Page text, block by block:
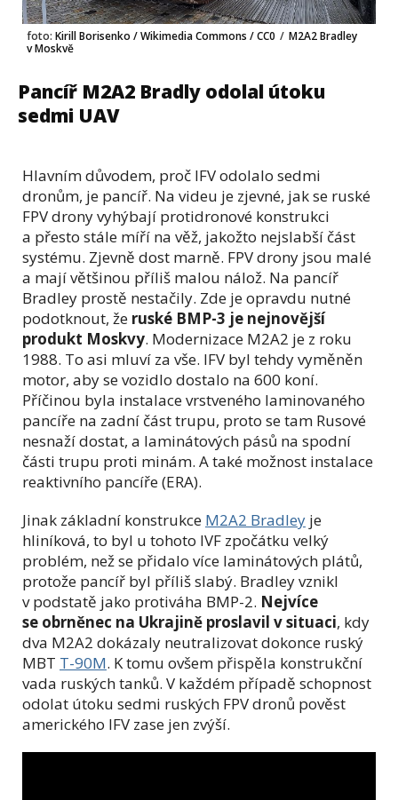
foto: Kirill Borisenko / Wikimedia Commons / CC0 / M2A2 Bradley
v Moskvě
Pancíř M2A2 Bradly odolal útoku
sedmi UAV
Hlavním důvodem, proč IFV odolalo sedmi
dronům, je pancíř. Na videu je zjevné, jak se ruské
FPV drony vyhýbají protidronové konstrukci
a přesto stále míří na věž, jakožto nejslabší část
systému. Zjevně dost marně. FPV drony jsou malé
a mají většinou příliš malou nálož. Na pancíř
Bradley prostě nestačily. Zde je opravdu nutné
podotknout, že ruské BMP-3 je nejnovější
produkt Moskvy. Modernizace M2A2 je z roku
1988. To asi mluví za vše. IFV byl tehdy vyměněn
motor, aby se vozidlo dostalo na 600 koní.
Příčinou byla instalace vrstveného laminovaného
pancíře na zadní část trupu, proto se tam Rusové
nesnaží dostat, a laminátových pásů na spodní
části trupu proti minám. A také možnost instalace
reaktivního pancíře (ERA).
Jinak základní konstrukce M2A2 Bradley je
hliníková, to byl u tohoto IVF zpočátku velký
problém, než se přidalo více laminátových plátů,
protože pancíř byl příliš slabý. Bradley vznikl
v podstatě jako protiváha BMP-2. Nejvíce
se obrněnec na Ukrajině proslavil v situaci, kdy
dva M2A2 dokázaly neutralizovat dokonce ruský
MBT T-90M. K tomu ovšem přispěla konstrukční
vada ruských tanků. V každém případě schopnost
odolat útoku sedmi ruských FPV dronů pověst
amerického IFV zase jen zvýší.